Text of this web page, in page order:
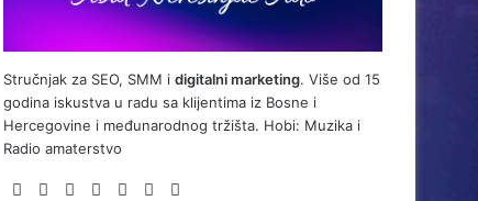
Stručnjak za SEO, SMM idigitalni marketing. Više od 15
godina iskustva u radu sa klijentima iz Bosne i
Hercegovine i međunarodnog tržišta. Hobi: Muzika i
Radio amaterstvo
LinkedInYouTube
RedditWordPress
Instagram
Telegram